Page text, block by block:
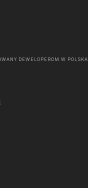
DEWELOPEROM W POLSKA